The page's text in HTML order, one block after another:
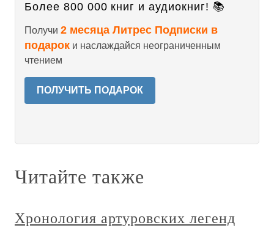
Более 800 000 книг и аудиокниг! 📚
Получи 2 месяца Литрес Подписки в
подарок и наслаждайся неограниченным
чтением
ПОЛУЧИТЬ ПОДАРОК
Читайте также
Хронология артуровских легенд